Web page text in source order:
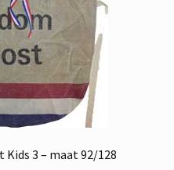
3 – maat 92/128